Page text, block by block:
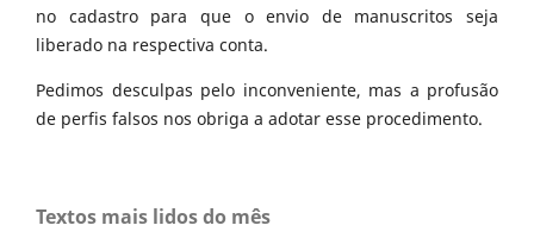
no cadastro para que o envio de manuscritos seja
liberado na respectiva conta.
Pedimos desculpas pelo inconveniente, mas a profusão
de perfis falsos nos obriga a adotar esse procedimento.
Textos mais lidos do mês